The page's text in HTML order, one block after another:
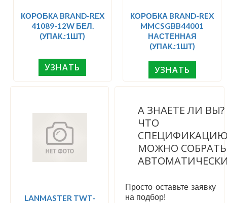
КОРОБКА BRAND-REX
41089-12W БЕЛ.
(УПАК.:1ШТ)
УЗНАТЬ
КОРОБКА BRAND-REX
MMCSGBB44001
НАСТЕННАЯ
(УПАК.:1ШТ)
УЗНАТЬ
LANMASTER TWT-
А ЗНАЕТЕ ЛИ ВЫ?
ЧТО
МОЖНО СОБРАТЬ
Просто оставьте заявку
на подбор!